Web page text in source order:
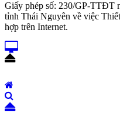
Giấy phép số: 230/GP-TTĐT
tỉnh Thái Nguyên về việc
hợp trên Internet.